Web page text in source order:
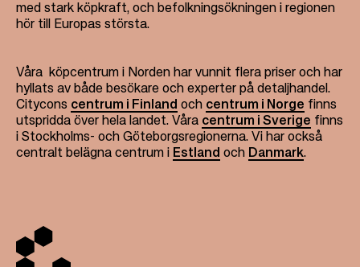
med stark köpkraft, och befolkningsökningen i regionen
hör till Europas största.
Våra köpcentrum i Norden har vunnit flera priser och har
hyllats av både besökare och experter på detaljhandel.
Citycons centrum i Finland och centrum i Norge finns
utspridda över hela landet. Våra centrum i Sverige finns
i Stockholms- och Göteborgsregionerna. Vi har också
centralt belägna centrum i Estland och Danmark.